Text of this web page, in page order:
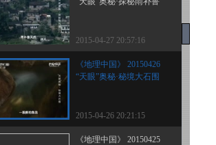
2015-04-27 20:57:16
《地理中国》 20150426
“天眼”奥秘·秘境大石围
2015-04-26 20:21:15
《地理中国》 20150425